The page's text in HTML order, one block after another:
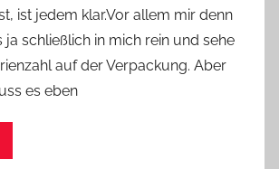
e
ist jedem klar.Vor allem mir denn
ja schließlich in mich rein und sehe
auf der Verpackung. Aber
es eben